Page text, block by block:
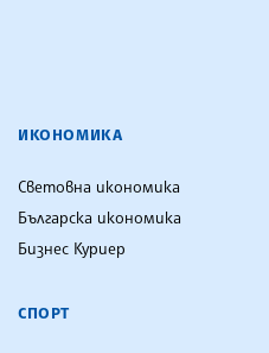
ИКОНОМИКА
Световна икономика
Българска икономика
Бизнес Куриер
СПОРТ